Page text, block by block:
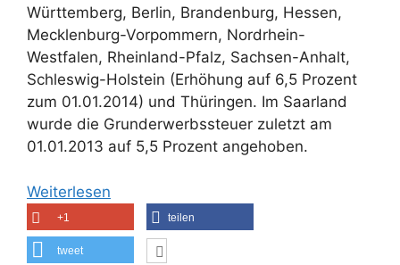
Württemberg, Berlin, Brandenburg, Hessen,
Mecklenburg-Vorpommern, Nordrhein-
Westfalen, Rheinland-Pfalz, Sachsen-Anhalt,
Schleswig-Holstein (Erhöhung auf 6,5 Prozent
zum 01.01.2014) und Thüringen. Im Saarland
wurde die Grunderwerbssteuer zuletzt am
01.01.2013 auf 5,5 Prozent angehoben.
Weiterlesen
+1 teilen
tweet